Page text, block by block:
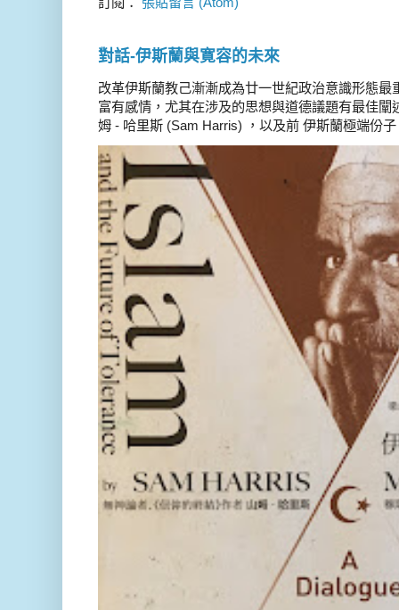
對話-伊斯蘭與寛容的未來
改革伊斯蘭教己漸漸成為廿一世紀政治意識形態
富有感情，尤其在涉及的思想與道德議題有最佳
姆 - 哈里斯 (Sam Harris) ，以及前 伊斯蘭極端份